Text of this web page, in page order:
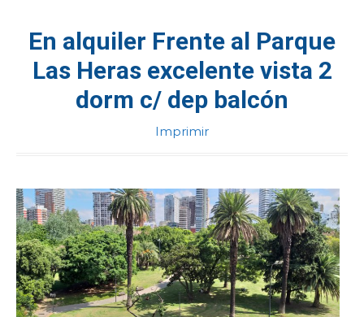
En alquiler Frente al Parque
Las Heras excelente vista 2
dorm c/ dep balcón
Imprimir